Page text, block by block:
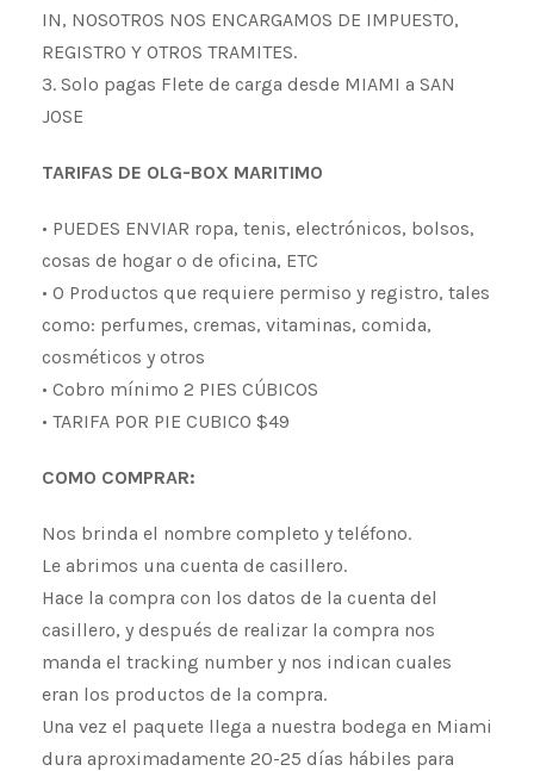
IN, NOSOTROS NOS ENCARGAMOS DE IMPUESTO,
REGISTRO Y OTROS TRAMITES.
3. Solo pagas Flete de carga desde MIAMI a SAN
JOSE
TARIFAS DE OLG-BOX MARITIMO
• PUEDES ENVIAR ropa, tenis, electrónicos, bolsos,
cosas de hogar o de oficina, ETC
• O Productos que requiere permiso y registro, tales
como: perfumes, cremas, vitaminas, comida,
cosméticos y otros
• Cobro mínimo 2 PIES CÚBICOS
• TARIFA POR PIE CUBICO $49
COMO COMPRAR:
Nos brinda el nombre completo y teléfono.
Le abrimos una cuenta de casillero.
Hace la compra con los datos de la cuenta del
casillero, y después de realizar la compra nos
manda el tracking number y nos indican cuales
eran los productos de la compra.
Una vez el paquete llega a nuestra bodega en Miami
dura aproximadamente 20-25 días hábiles para